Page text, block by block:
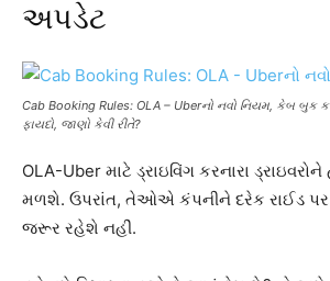
અપડેટ
Cab Booking Rules: OLA – Uberનો નવો નિયમ, કેબ બુક
ફાયદો, જાણો કેવી રીતે?
OLA-Uber માટે ડ્રાઇવિંગ કરનારા
મળશે. ઉપરાંત, તેઓએ કંપનીને દરેક રાઈડ પર
જરૂર રહેશે નહીં.